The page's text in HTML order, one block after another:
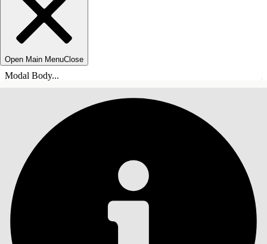
Open Main MenuClose
Modal Body...
ÍNDICE DE MATERIAS